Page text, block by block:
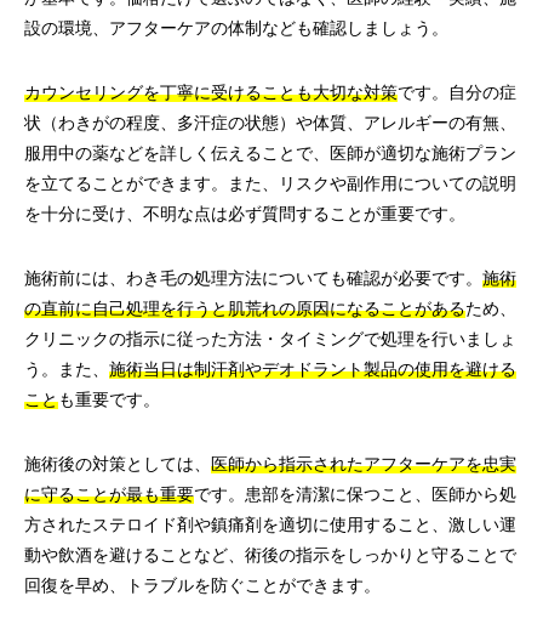
設の環境、アフターケアの体制なども確認しましょう。
カウンセリングを丁寧に受けることも大切な対策です。自分の症
状（わきがの程度、多汗症の状態）や体質、アレルギーの有無、
服用中の薬などを詳しく伝えることで、医師が適切な施術プラン
を立てることができます。また、リスクや副作用についての説明
を十分に受け、不明な点は必ず質問することが重要です。
施術前には、わき毛の処理方法についても確認が必要です。 施術
の直前に自己処理を行うと肌荒れの原因になることがあるため、
クリニックの指示に従った方法・タイミングで処理を行いましょ
う。また、 施術当日は制汗剤やデオドラント製品の使用を避ける
ことも重要です。
施術後の対策としては、 医師から指示されたアフターケアを忠実
に守ることが最も重要です。患部を清潔に保つこと、医師から処
方されたステロイド剤や鎮痛剤を適切に使用すること、激しい運
動や飲酒を避けることなど、術後の指示をしっかりと守ることで
回復を早め、トラブルを防ぐことができます。